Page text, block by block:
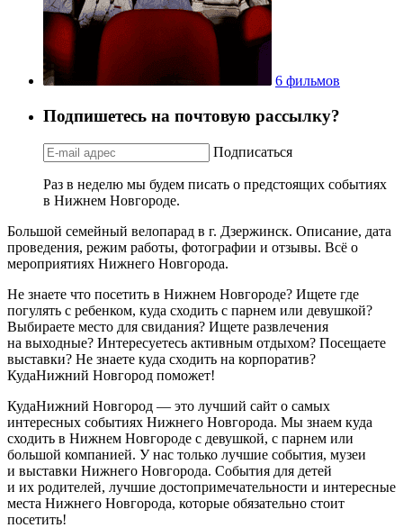
6 фильмов
Подпишетесь на почтовую рассылку?
Подписаться
Раз в неделю мы будем писать о предстоящих событиях
в Нижнем Новгороде.
Большой семейный велопарад в г. Дзержинск. Описание, дата
проведения, режим работы, фотографии и отзывы. Всё о
мероприятиях Нижнего Новгорода.
Не знаете что посетить в Нижнем Новгороде? Ищете где
погулять с ребенком, куда сходить с парнем или девушкой?
Выбираете место для свидания? Ищете развлечения
на выходные? Интересуетесь активным отдыхом? Посещаете
выставки? Не знаете куда сходить на корпоратив?
КудаНижний Новгород поможет!
КудаНижний Новгород — это лучший сайт о самых
интересных событиях Нижнего Новгорода. Мы знаем куда
сходить в Нижнем Новгороде с девушкой, с парнем или
большой компанией. У нас только лучшие события, музеи
и выставки Нижнего Новгорода. События для детей
и их родителей, лучшие достопримечательности и интересные
места Нижнего Новгорода, которые обязательно стоит
посетить!